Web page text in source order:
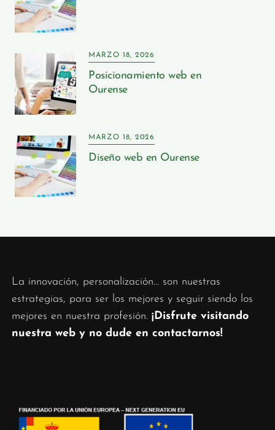
MARZO 18, 2026
Posicionamiento web en
Ourense
MARZO 18, 2026
Diseño web en Ourense
La innovación, personalización… son nuestras
estrategias, para ser los mejores y seguir siendo los
mejores en nuestra profesión. ¡Disfrute visitando
nuestra web y no dude en contactarnos!